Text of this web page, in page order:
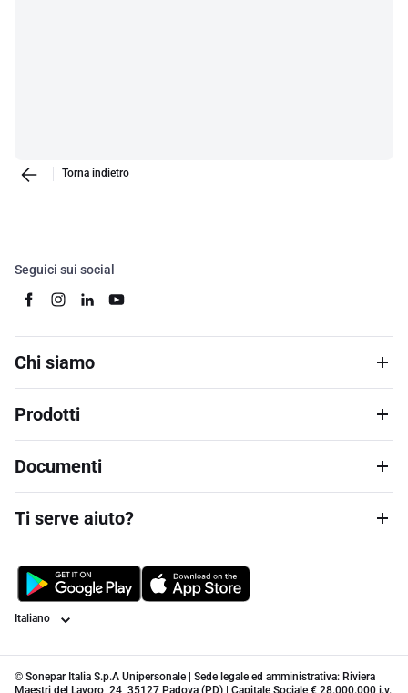
Torna indietro
Seguici sui social
Chi siamo
Prodotti
Documenti
Ti serve aiuto?
Lingua
© Sonepar Italia S.p.A Unipersonale | Sede legale ed amministrativa: Riviera
Maestri del Lavoro, 24, 35127 Padova (PD) | Capitale Sociale € 28.000.000 i.v.